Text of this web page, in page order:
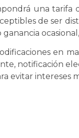
una tarifa
de ser
en
notificación
evitar intereses